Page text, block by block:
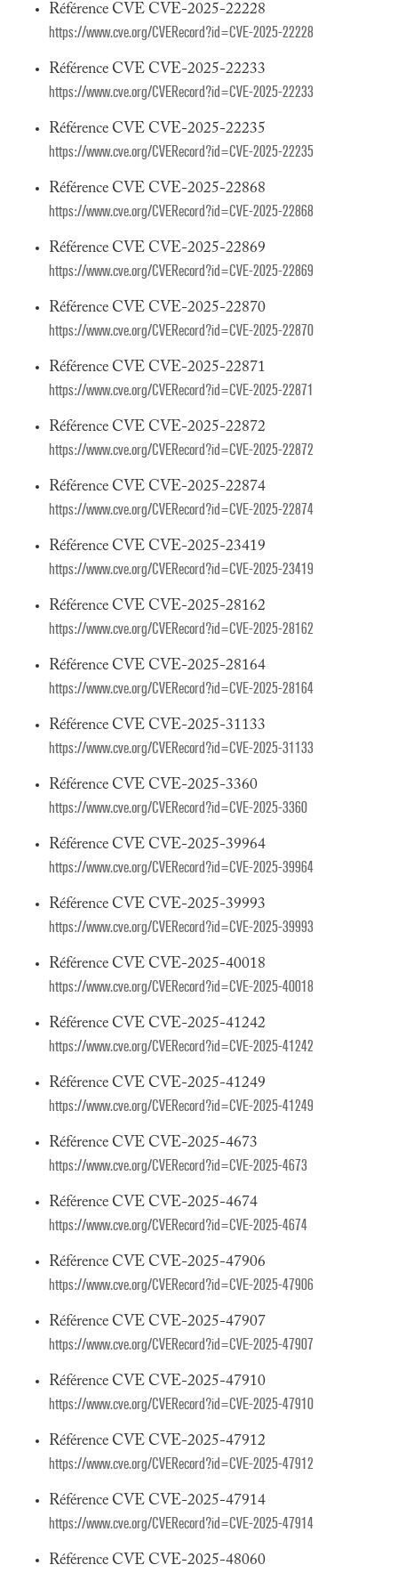
Référence CVE CVE-2025-22228
https://www.cve.org/CVERecord?id=CVE-2025-22228
Référence CVE CVE-2025-22233
https://www.cve.org/CVERecord?id=CVE-2025-22233
Référence CVE CVE-2025-22235
https://www.cve.org/CVERecord?id=CVE-2025-22235
Référence CVE CVE-2025-22868
https://www.cve.org/CVERecord?id=CVE-2025-22868
Référence CVE CVE-2025-22869
https://www.cve.org/CVERecord?id=CVE-2025-22869
Référence CVE CVE-2025-22870
https://www.cve.org/CVERecord?id=CVE-2025-22870
Référence CVE CVE-2025-22871
https://www.cve.org/CVERecord?id=CVE-2025-22871
Référence CVE CVE-2025-22872
https://www.cve.org/CVERecord?id=CVE-2025-22872
Référence CVE CVE-2025-22874
https://www.cve.org/CVERecord?id=CVE-2025-22874
Référence CVE CVE-2025-23419
https://www.cve.org/CVERecord?id=CVE-2025-23419
Référence CVE CVE-2025-28162
https://www.cve.org/CVERecord?id=CVE-2025-28162
Référence CVE CVE-2025-28164
https://www.cve.org/CVERecord?id=CVE-2025-28164
Référence CVE CVE-2025-31133
https://www.cve.org/CVERecord?id=CVE-2025-31133
Référence CVE CVE-2025-3360
https://www.cve.org/CVERecord?id=CVE-2025-3360
Référence CVE CVE-2025-39964
https://www.cve.org/CVERecord?id=CVE-2025-39964
Référence CVE CVE-2025-39993
https://www.cve.org/CVERecord?id=CVE-2025-39993
Référence CVE CVE-2025-40018
https://www.cve.org/CVERecord?id=CVE-2025-40018
Référence CVE CVE-2025-41242
https://www.cve.org/CVERecord?id=CVE-2025-41242
Référence CVE CVE-2025-41249
https://www.cve.org/CVERecord?id=CVE-2025-41249
Référence CVE CVE-2025-4673
https://www.cve.org/CVERecord?id=CVE-2025-4673
Référence CVE CVE-2025-4674
https://www.cve.org/CVERecord?id=CVE-2025-4674
Référence CVE CVE-2025-47906
https://www.cve.org/CVERecord?id=CVE-2025-47906
Référence CVE CVE-2025-47907
https://www.cve.org/CVERecord?id=CVE-2025-47907
Référence CVE CVE-2025-47910
https://www.cve.org/CVERecord?id=CVE-2025-47910
Référence CVE CVE-2025-47912
https://www.cve.org/CVERecord?id=CVE-2025-47912
Référence CVE CVE-2025-47914
https://www.cve.org/CVERecord?id=CVE-2025-47914
Référence CVE CVE-2025-48060